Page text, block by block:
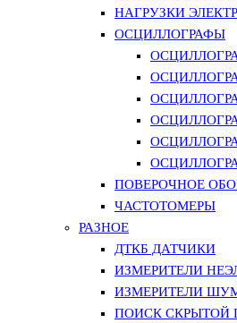
НАГРУЗКИ
ОСЦИЛЛОГРАФЫ
ПОВЕРОЧНОЕ
ЧАСТОТОМЕРЫ
РАЗНОЕ
ДТКБ ДАТЧИКИ
ИЗМЕРИТЕЛИ
ИЗМЕРИТЕЛИ
ПОИСК СКРЫТОЙ